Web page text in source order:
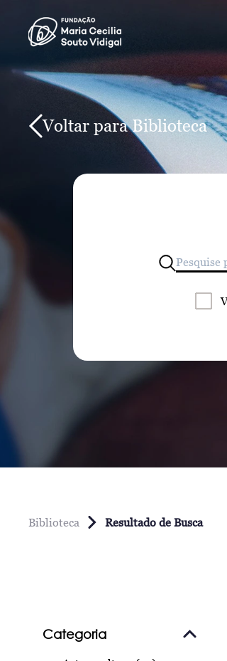
Voltar para Biblioteca
Biblioteca Resultado de Busca
Categoria